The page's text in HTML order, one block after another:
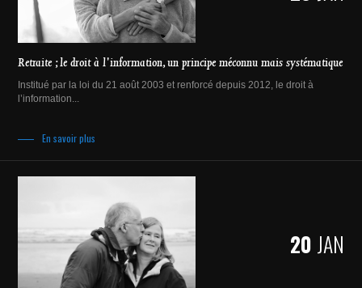
Retraite ; le droit à l'information, un principe méconnu mais systématique
Institué par la loi du 21 août 2003 et renforcé depuis 2012, le droit à
l’information...
En savoir plus
20 JAN